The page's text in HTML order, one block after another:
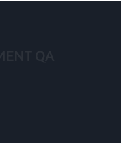
投标方案的策划编写）
QA